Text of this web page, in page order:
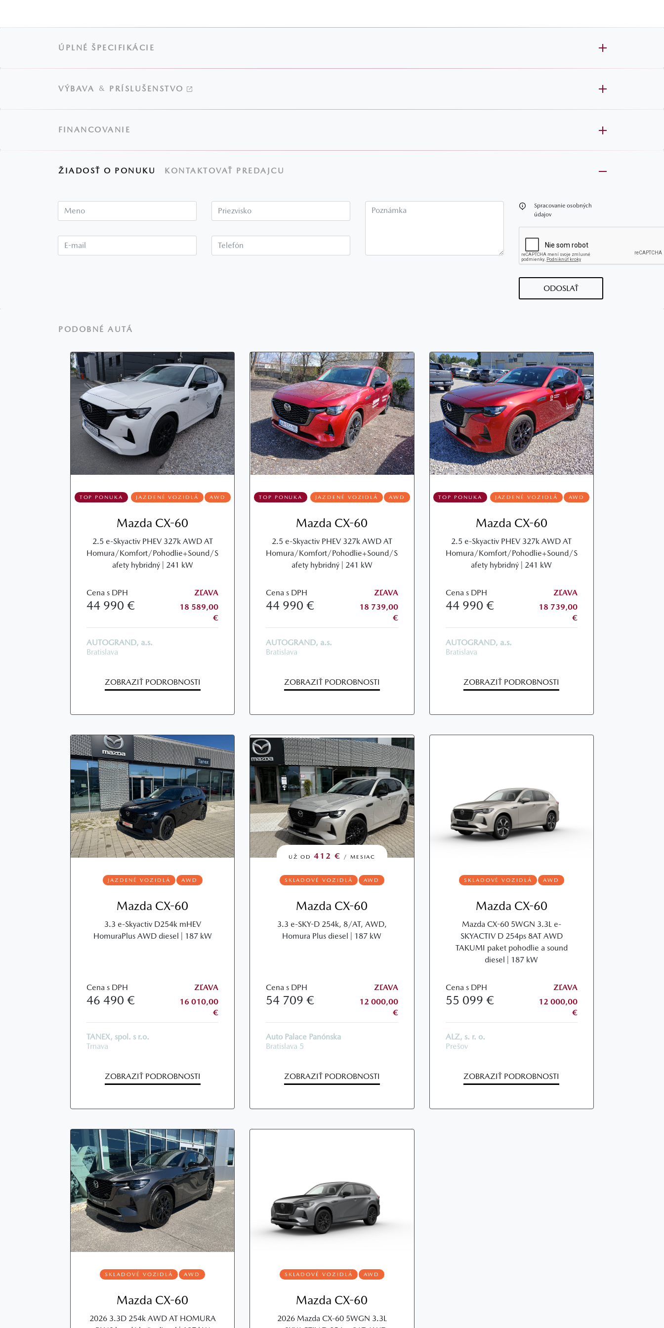
ÚPLNÉ ŠPECIFIKÁCIE
VÝBAVA & PRÍSLUŠENSTVO
FINANCOVANIE
ŽIADOSŤ O PONUKU KONTAKTOVAŤ PREDAJCU
Spracovanie osobných
údajov
ODOSLAŤ
PODOBNÉ AUTÁ
TOP PONUKA JAZDENÉ VOZIDLÁ AWD
Mazda CX-60
2.5 e-Skyactiv PHEV 327k AWD AT
Homura/Komfort/Pohodlie+Sound/S
afety hybridný | 241 kW
Cena s DPH
44 990 €
ZĽAVA
18 589,00
€
AUTOGRAND, a.s.
Bratislava
ZOBRAZIŤ PODROBNOSTI
TOP PONUKA JAZDENÉ VOZIDLÁ AWD
Mazda CX-60
2.5 e-Skyactiv PHEV 327k AWD AT
Homura/Komfort/Pohodlie+Sound/S
afety hybridný | 241 kW
Cena s DPH
44 990 €
ZĽAVA
18 739,00
€
AUTOGRAND, a.s.
Bratislava
ZOBRAZIŤ PODROBNOSTI
TOP PONUKA JAZDENÉ VOZIDLÁ AWD
Mazda CX-60
2.5 e-Skyactiv PHEV 327k AWD AT
Homura/Komfort/Pohodlie+Sound/S
afety hybridný | 241 kW
Cena s DPH
44 990 €
ZĽAVA
18 739,00
€
AUTOGRAND, a.s.
Bratislava
ZOBRAZIŤ PODROBNOSTI
JAZDENÉ VOZIDLÁ AWD
Mazda CX-60
3.3 e-Skyactiv D254k mHEV
HomuraPlus AWD diesel | 187 kW
Cena s DPH
46 490 €
ZĽAVA
16 010,00
€
TANEX, spol. s r.o.
Trnava
ZOBRAZIŤ PODROBNOSTI
UŽ OD412 € / MESIAC
SKLADOVÉ VOZIDLÁ AWD
Mazda CX-60
3.3 e-SKY-D 254k, 8/AT, AWD,
Homura Plus diesel | 187 kW
Cena s DPH
54 709 €
ZĽAVA
12 000,00
€
Auto Palace Panónska
Bratislava 5
ZOBRAZIŤ PODROBNOSTI
SKLADOVÉ VOZIDLÁ AWD
Mazda CX-60
Mazda CX-60 5WGN 3.3L e-
SKYACTIV D 254ps 8AT AWD
TAKUMI paket pohodlie a sound
diesel | 187 kW
Cena s DPH
55 099 €
ZĽAVA
12 000,00
€
ALZ, s. r. o.
Prešov
ZOBRAZIŤ PODROBNOSTI
SKLADOVÉ VOZIDLÁ AWD
Mazda CX-60
2026 3.3D 254k AWD AT HOMURA
SKLADOVÉ VOZIDLÁ AWD
Mazda CX-60
2026 Mazda CX‑60 5WGN 3.3L